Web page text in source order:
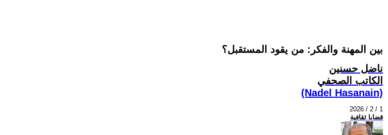
بين المهنة والفكر: من يقود المستقبل؟
ناضل حسنين
الكاتب الصحفي
(Nadel Hasanain)
2026 / 2 / 1
قضايا ثقافية